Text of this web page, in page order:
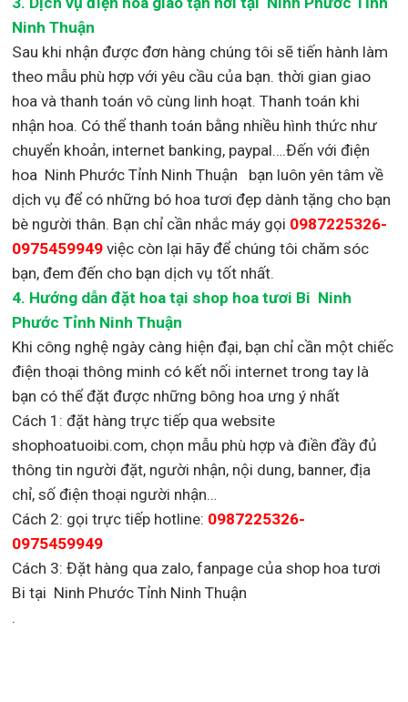
Ninh Thuận
Sau khi nhận được đơn hàng chúng tôi sẽ tiến hành làm
theo mẫu phù hợp với yêu cầu của bạn. thời gian giao
hoa và thanh toán vô cùng linh hoạt. Thanh toán khi
nhận hoa. Có thể thanh toán bằng nhiều hình thức như
chuyển khoản, internet banking, paypal….Đến với điện
hoa Ninh Phước Tỉnh Ninh Thuận bạn luôn yên tâm về
dịch vụ để có những bó hoa tươi đẹp dành tặng cho bạn
bè người thân. Bạn chỉ cần nhắc máy gọi 0987225326-
0975459949việc còn lại hãy để chúng tôi chăm sóc
bạn, đem đến cho bạn dịch vụ tốt nhất.
4. Hướng dẫn đặt hoa tại shop hoa tươi Bi Ninh
Phước Tỉnh Ninh Thuận
Khi công nghệ ngày càng hiện đại, bạn chỉ cần một chiếc
điện thoại thông minh có kết nối internet trong tay là
bạn có thể đặt được những bông hoa ưng ý nhất
Cách 1: đặt hàng trực tiếp qua website
shophoatuoibi.com, chọn mẫu phù hợp và điền đầy đủ
thông tin người đặt, người nhận, nội dung, banner, địa
chỉ, số điện thoại người nhận…
Cách 2: gọi trực tiếp hotline: 0987225326-
0975459949
Cách 3: Đặt hàng qua zalo, fanpage của shop hoa tươi
Bi tại Ninh Phước Tỉnh Ninh Thuận
.